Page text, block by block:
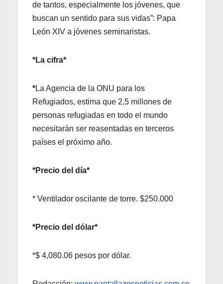
de tantos, especialmente los jóvenes, que
buscan un sentido para sus vidas”: Papa
León XIV a jóvenes seminaristas.
*La cifra*
*La Agencia de la ONU para los
Refugiados, estima que 2,5 millones de
personas refugiadas en todo el mundo
necesitarán ser reasentadas en terceros
países el próximo año.
*Precio del día*
* Ventilador oscilante de torre. $250.000
*Precio del dólar*
*$ 4,080.06 pesos por dólar.